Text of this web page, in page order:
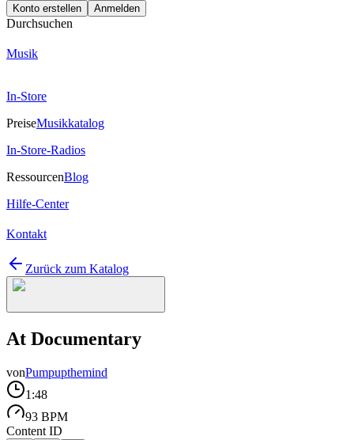
Konto erstellen Anmelden
Durchsuchen
Musik
In-Store
PreiseMusikkatalog
In-Store-Radios
RessourcenBlog
Hilfe-Center
Kontakt
Zurück zum Katalog
At Documentary
vonPumpupthemind
1:48
93 BPM
Content ID